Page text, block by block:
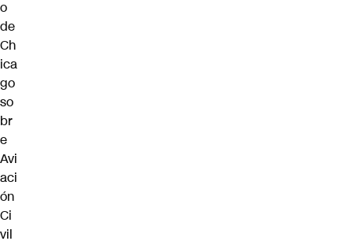
o
de
Ch
ica
go
so
br
e
Avi
aci
ón
Ci
vil